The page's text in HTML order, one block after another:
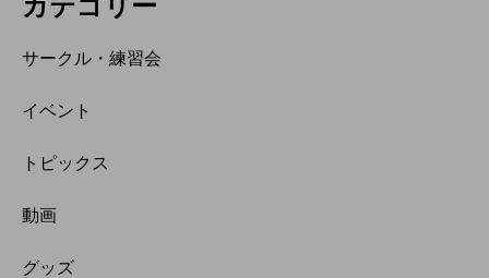
カテゴリー
サークル・練習会
イベント
トピックス
動画
グッズ